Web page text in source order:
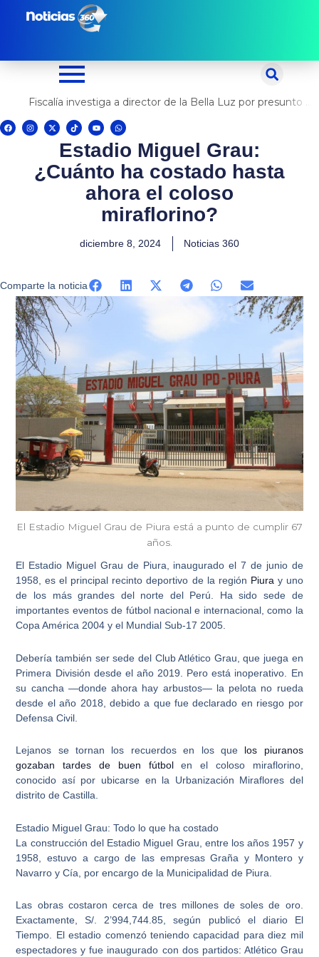
Fiscalía investiga a director de la Bella Luz por presunto abuso contra cantante Naldy Saldaña
F
a
c
I
n
s
X
-
t
t
e
T
i
k
t
o
k
Y
o
u
t
u
e
W
h
a
t
s
p
Estadio Miguel Grau:
¿Cuánto ha costado hasta
ahora el coloso
miraflorino?
diciembre 8, 2024 Noticias 360
Comparte la noticia
El Estadio Miguel Grau de Piura está a punto de cumplir 67
años.
El Estadio Miguel Grau de Piura , inaugurado el 7 de junio de
1958, es el principal recinto deportivo de la región Piura y uno
de los más grandes del norte del Perú. Ha sido sede de
importantes eventos de fútbol nacional e internacional, como la
Copa América 2004 y el Mundial Sub-17 2005.
Debería también ser sede del Club Atlético Grau, que juega en
Primera División desde el año 2019 . Pero está inoperativo. En
su cancha —donde ahora hay arbustos— la pelota no rueda
desde el año 2018, debido a que fue declarado en riesgo por
Defensa Civil.
Lejanos se tornan los recuerdos en los que los piuranos
gozaban tardes de buen fútbolen el coloso miraflorino,
conocido así por ubicarse en la Urbanización Miraflores del
distrito de Castilla.
Estadio Miguel Grau: Todo lo que ha costado
La construcción del Estadio Miguel Grau , entre los años 1957 y
1958, estuvo a cargo de las empresas Graña y Montero y
Navarro y Cía, por encargo de la Municipalidad de Piura.
Las obras costaron cerca de tres millones de soles de oro.
Exactamente, S/. 2’994,744.85, según publicó el diario El
Tiempo. El estadio comenzó teniendo capacidad para diez mil
espectadores y fue inaugurado con dos partidos: Atlético Grau